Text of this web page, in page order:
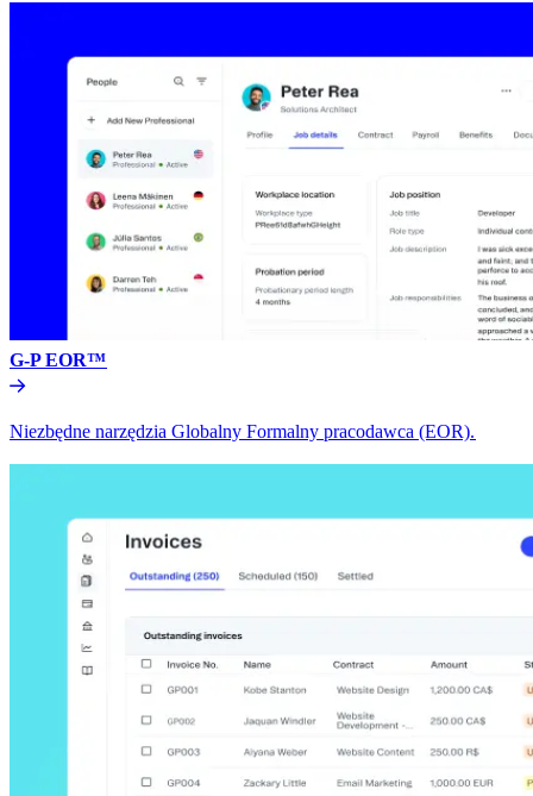
G-P EOR™​​
Niezbędne narzędzia Globalny Formalny pracodawca (EOR).​​